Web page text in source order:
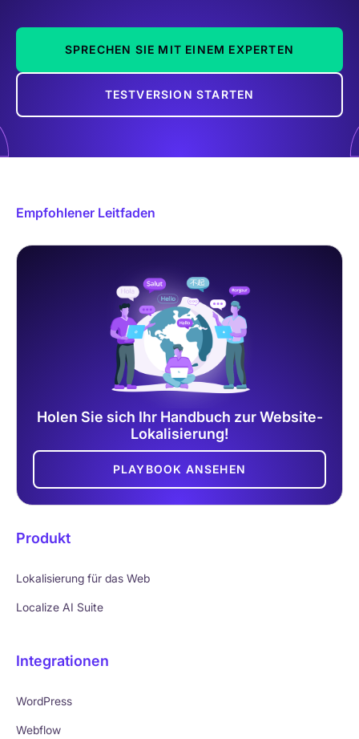
SPRECHEN SIE MIT EINEM EXPERTEN
TESTVERSION STARTEN
Empfohlener Leitfaden
Holen Sie sich Ihr Handbuch zur Website-
Lokalisierung!
PLAYBOOK ANSEHEN
Produkt
Lokalisierung für das Web
Localize AI Suite
Integrationen
WordPress
Webflow